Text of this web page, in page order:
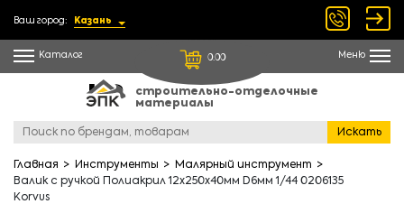
Ваш город: Казань
Каталог 0.00 Меню
строительно-отделочные
материалы
Искать
Главная Инструменты
Малярный инструмент
Валик с ручкой Полиакрил 12х250х40мм D6мм 1/44 0206135
Korvus